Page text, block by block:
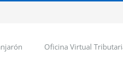
Oficina Virtual